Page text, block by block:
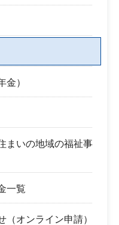
金）
まいの地域の福祉事
一覧
（オンライン申請）